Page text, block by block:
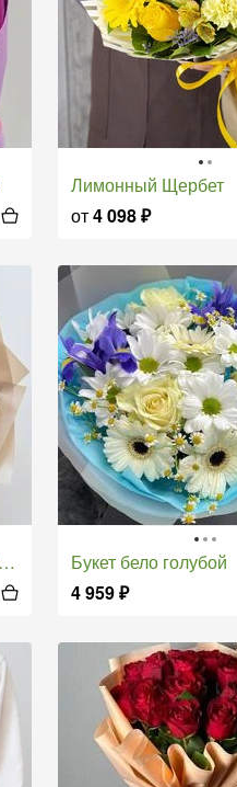
Лимонный Щербет
от4 098₽
Букет бело голубой
4 959₽